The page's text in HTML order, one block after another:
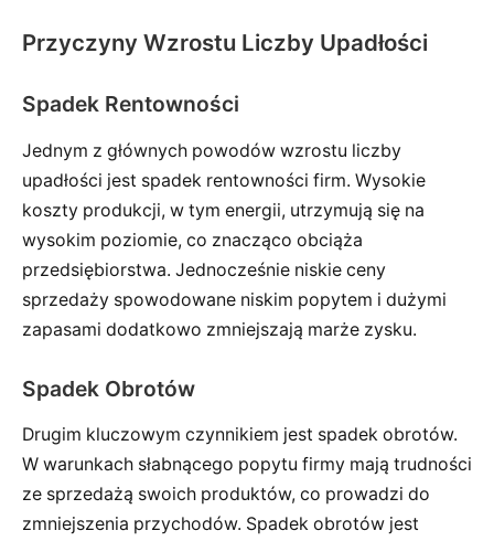
Przyczyny Wzrostu Liczby Upadłości
Spadek Rentowności
Jednym z głównych powodów wzrostu liczby
upadłości jest spadek rentowności firm. Wysokie
koszty produkcji, w tym energii, utrzymują się na
wysokim poziomie, co znacząco obciąża
przedsiębiorstwa. Jednocześnie niskie ceny
sprzedaży spowodowane niskim popytem i dużymi
zapasami dodatkowo zmniejszają marże zysku.
Spadek Obrotów
Drugim kluczowym czynnikiem jest spadek obrotów.
W warunkach słabnącego popytu firmy mają trudności
ze sprzedażą swoich produktów, co prowadzi do
zmniejszenia przychodów. Spadek obrotów jest